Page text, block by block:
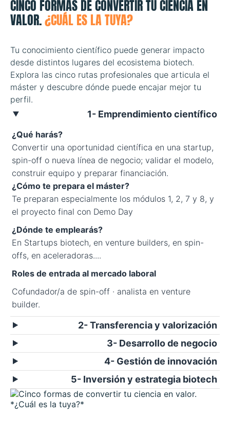
CINCO FORMAS DE CONVERTIR TU CIENCIA EN
VALOR.¿CUÁL ES LA TUYA?
Tu conocimiento científico puede generar impacto
desde distintos lugares del ecosistema biotech.
Explora las cinco rutas profesionales que articula el
máster y descubre dónde puede encajar mejor tu
perfil.
1- Emprendimiento científico
¿Qué harás?
Convertir una oportunidad científica en una startup,
spin-off o nueva línea de negocio; validar el modelo,
construir equipo y preparar financiación.
¿Cómo te prepara el máster?
Te preparan especialmente los módulos 1, 2, 7 y 8, y
el proyecto final con Demo Day
¿Dónde te emplearás?
En Startups biotech, en venture builders, en spin-
offs, en aceleradoras....
Roles de entrada al mercado laboral
Cofundador/a de spin-off · analista en venture
builder.
2- Transferencia y valorización
3- Desarrollo de negocio
4- Gestión de innovación
5- Inversión y estrategia biotech